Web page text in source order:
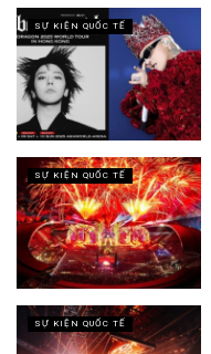
SỰ KIỆN QUỐC TẾ
SỰ KIỆN QUỐC TẾ
SỰ KIỆN QUỐC TẾ